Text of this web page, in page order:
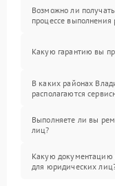
Возможно ли
процессе выполнения
Какую гарантию вы
В каких районах
располагаются
Выполняете ли вы
лиц?
Какую документацию
для юридических